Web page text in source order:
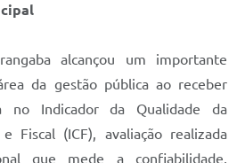
alcançou um importante
da gestão pública ao receber
no Indicador da Qualidade da
Fiscal (ICF), avaliação realizada
que mede a confiabilidade,